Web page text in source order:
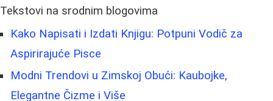
Tekstovi na srodnim blogovima
Kako Napisati i Izdati Knjigu: Potpuni Vodič za
Aspirirajuće Pisce
Modni Trendovi u Zimskoj Obući: Kaubojke,
Elegantne Čizme i Više